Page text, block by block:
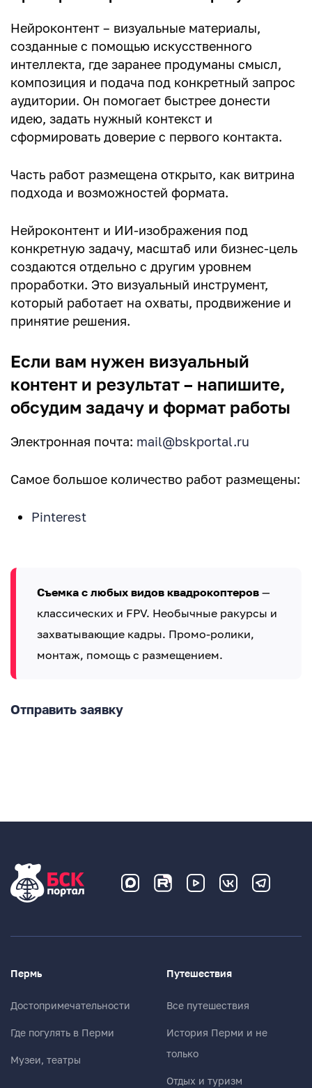
Нейроконтент – визуальные материалы,
созданные с помощью искусственного
интеллекта, где заранее продуманы смысл,
композиция и подача под конкретный запрос
аудитории. Он помогает быстрее донести
идею, задать нужный контекст и
сформировать доверие с первого контакта.
Часть работ размещена открыто, как витрина
подхода и возможностей формата.
Нейроконтент и ИИ-изображения под
конкретную задачу, масштаб или бизнес-цель
создаются отдельно с другим уровнем
проработки. Это визуальный инструмент,
который работает на охваты, продвижение и
принятие решения.
Если вам нужен визуальный
контент и результат – напишите,
обсудим задачу и формат работы
Электронная почта: mail@bskportal.ru
Самое большое количество работ размещены:
Pinterest
Съемка с любых видов квадрокоптеров —
классических и FPV. Необычные ракурсы и
захватывающие кадры. Промо-ролики,
монтаж, помощь с размещением.
Отправить заявку
Пермь
Достопримечательности
Где погулять в Перми
Музеи, театры
Путешествия
Все путешествия
История Перми и не
только
Отдых и туризм